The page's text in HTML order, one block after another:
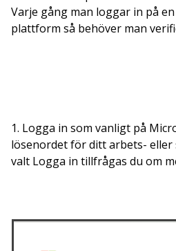
Varje gång man loggar in på
plattform så behöver man
1. Logga in som vanligt på
lösenordet för ditt arbets-
valt Logga in tillfrågas du om